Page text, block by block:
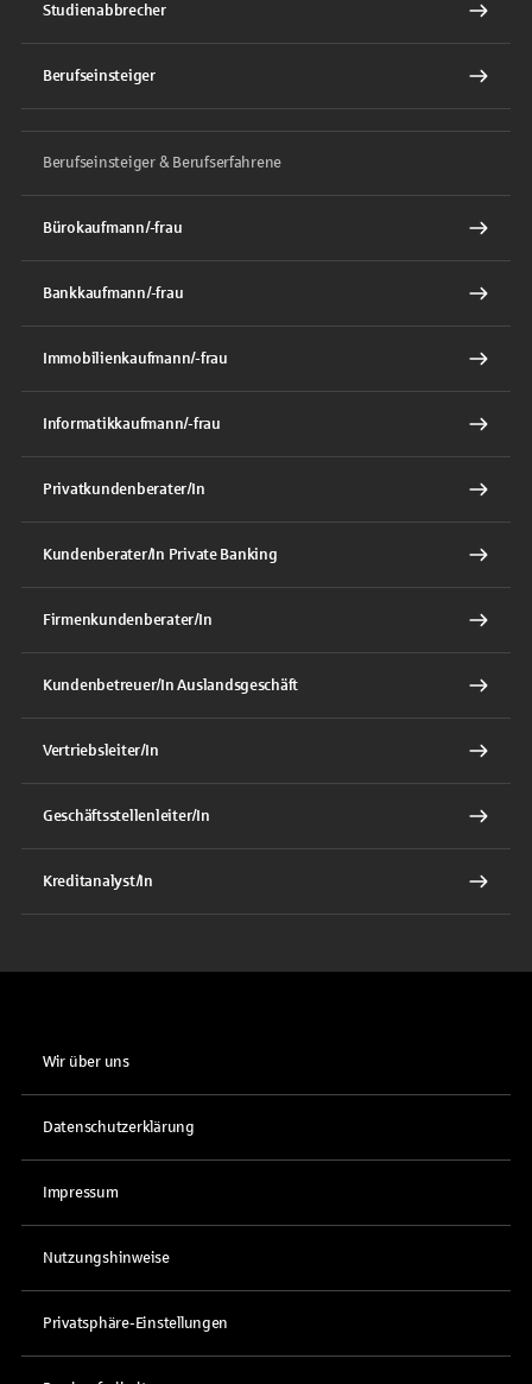
Studienabbrecher
Berufseinsteiger
Berufseinsteiger & Berufserfahrene
Bürokaufmann/-frau
Bankkaufmann/-frau
Immobilienkaufmann/-frau
Informatikkaufmann/-frau
Privatkundenberater/In
Kundenberater/In Private Banking
Firmenkundenberater/In
Kundenbetreuer/In Auslandsgeschäft
Vertriebsleiter/In
Geschäftsstellenleiter/In
Kreditanalyst/In
Wir über uns
Datenschutzerklärung
Impressum
Nutzungshinweise
Privatsphäre-Einstellungen